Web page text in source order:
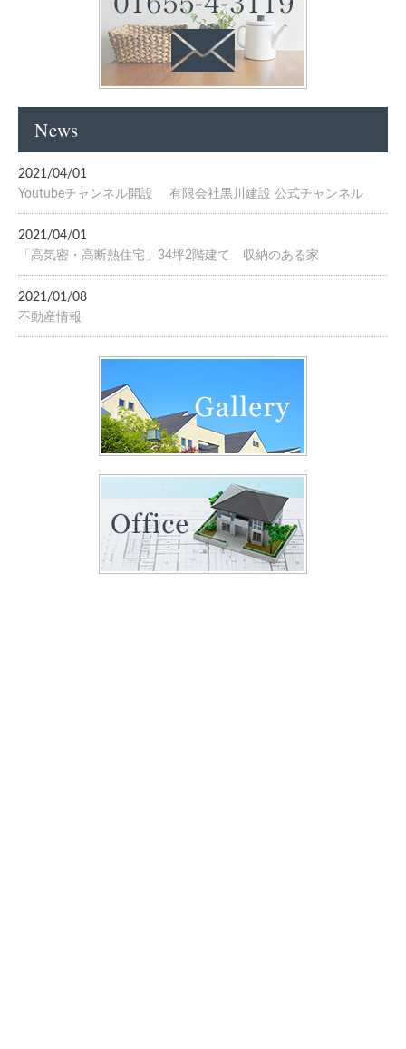
News
2021/04/01
Youtubeチャンネル開設 有限会社黒川建設 公式チャンネル
2021/04/01
「高気密・高断熱住宅」34坪2階建て 収納のある家
2021/01/08
不動産情報